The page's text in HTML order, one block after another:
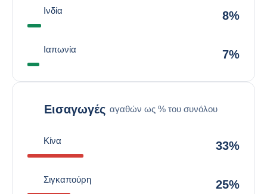
Ινδία 8%
Ιαπωνία 7%
Εισαγωγές αγαθών ως % του συνόλου
Κίνα 33%
Σιγκαπούρη 25%